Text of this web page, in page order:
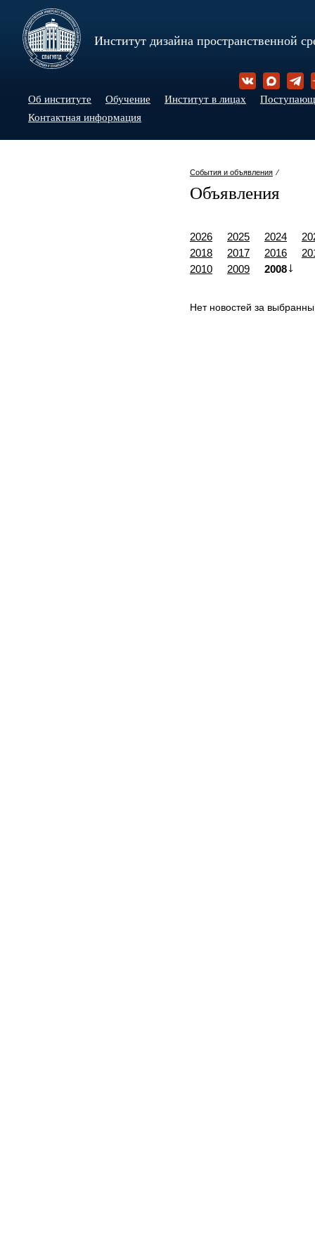
Институт дизайна пространственной
Об институте Обучение Институт в лицах
Контактная информация
События и объявления ⁄
Объявления
2026 2025 2024
2018
2017 2016
2010
2009 2008
Нет новостей за